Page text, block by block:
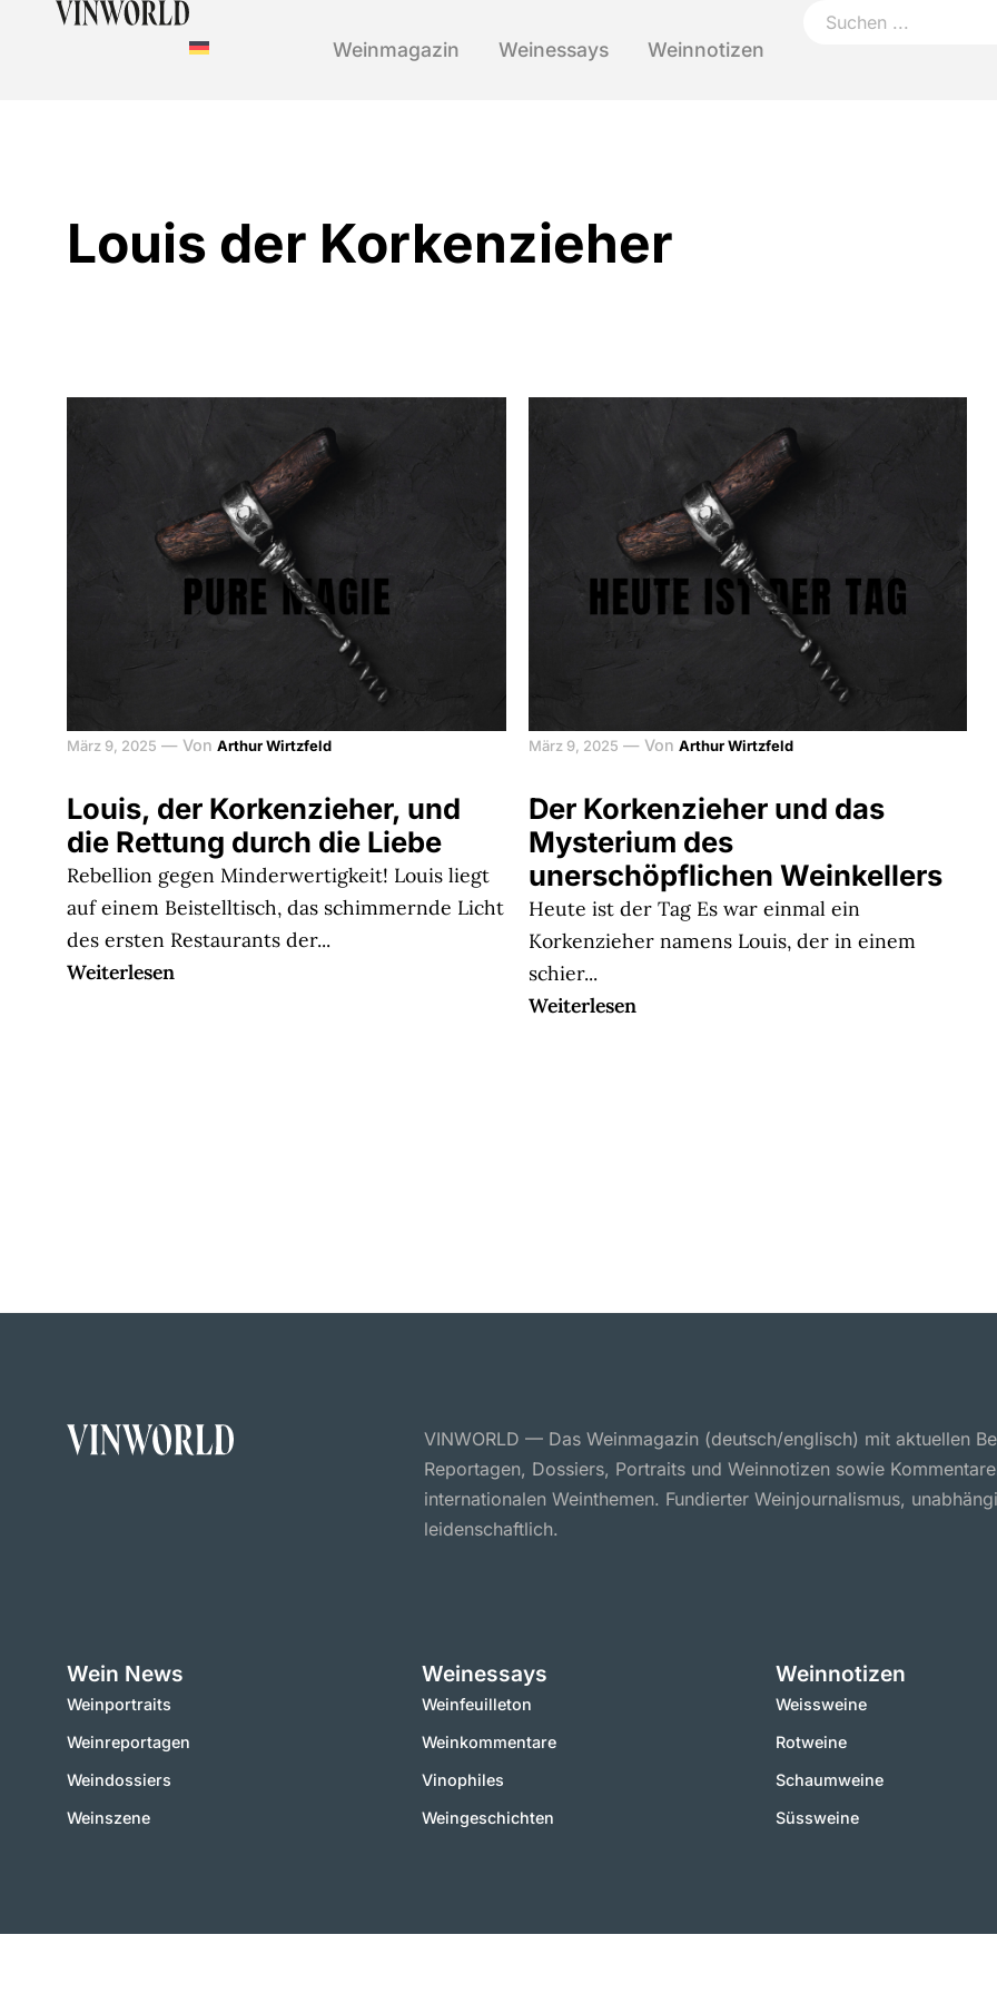
Weinmagazin Weinessays Weinnotizen
Louis der Korkenzieher
März 9, 2025 — Von Arthur Wirtzfeld
Louis, der Korkenzieher, und
die Rettung durch die Liebe
Rebellion gegen Minderwertigkeit! Louis liegt
auf einem Beistelltisch, das schimmernde Licht
des ersten Restaurants der...
Weiterlesen
März 9, 2025 — Von Arthur Wirtzfeld
Der Korkenzieher und das
Mysterium des
unerschöpflichen Weinkellers
Heute ist der Tag Es war einmal ein
Korkenzieher namens Louis, der in einem
schier...
Weiterlesen
VINWORLD — Das Weinmagazin (deutsch/englisch) mit aktuellen
Reportagen, Dossiers, Portraits und Weinnotizen sowie
internationalen Weinthemen. Fundierter Weinjournalismus,
leidenschaftlich.
Wein News
Weinportraits
Weinreportagen
Weindossiers
Weinszene
Weinessays
Weinfeuilleton
Weinkommentare
Vinophiles
Weingeschichten
Weinnotizen
Weissweine
Rotweine
Schaumweine
Süssweine